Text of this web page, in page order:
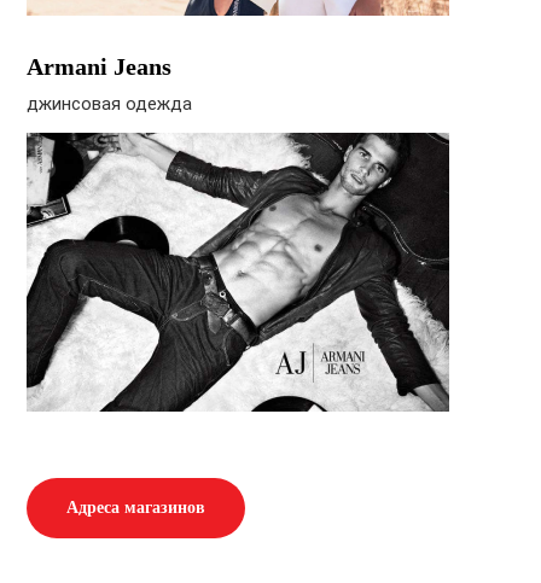
Armani Jeans
джинсовая одежда
Адреса магазинов